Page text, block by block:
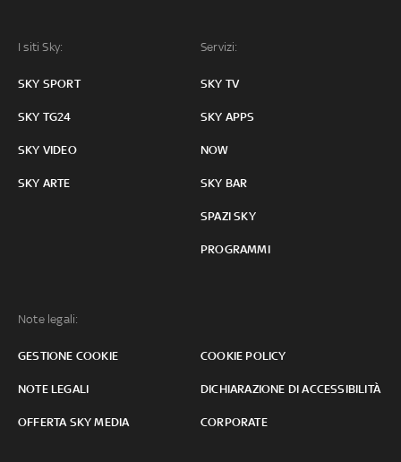
I siti Sky:
SKY SPORT
SKY TG24
SKY VIDEO
SKY ARTE
Servizi:
SKY TV
SKY APPS
NOW
SKY BAR
SPAZI SKY
PROGRAMMI
Note legali:
GESTIONE COOKIE COOKIE POLICY
NOTE LEGALI DICHIARAZIONE DI ACCESSIBILITÀ
OFFERTA SKY MEDIA CORPORATE